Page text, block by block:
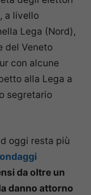
a livello
Lega (Nord),
del Veneto
con alcune
alla Lega a
segretario
oggi resta più
da oltre un
danno attorno